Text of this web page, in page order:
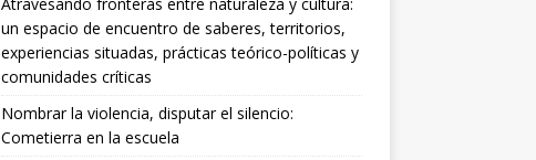
un espacio de encuentro de saberes, territorios,
experiencias situadas, prácticas teórico-políticas y
comunidades críticas
Nombrar la violencia, disputar el silencio:
Cometierra en la escuela